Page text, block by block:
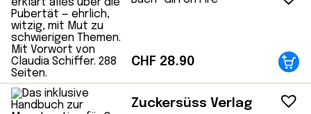
CHF 28.90
Zuckersüss Verlag